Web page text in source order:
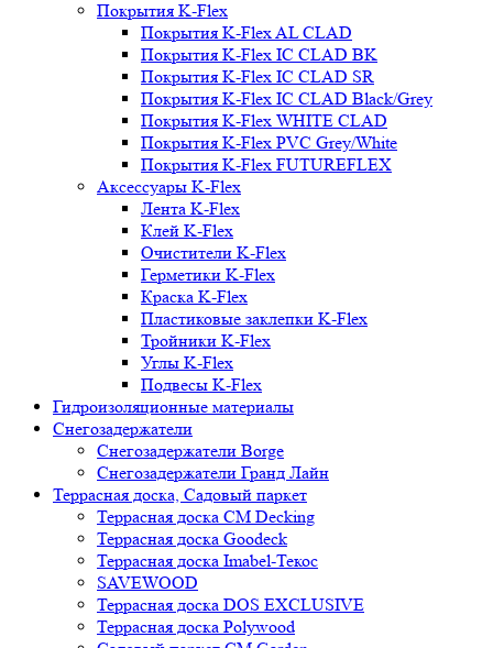
Покрытия K-Flex
Покрытия K-Flex AL CLAD
Покрытия K-Flex IC CLAD BK
Покрытия K-Flex IC CLAD SR
Покрытия K-Flex IC CLAD Black/Grey
Покрытия K-Flex WHITE CLAD
Покрытия K-Flex PVC Grey/White
Покрытия K-Flex FUTUREFLEX
Аксессуары K-Flex
Лента K-Flex
Клей K-Flex
Очистители K-Flex
Герметики K-Flex
Краска K-Flex
Пластиковые заклепки K-Flex
Тройники K-Flex
Углы K-Flex
Подвесы K-Flex
Гидроизоляционные материалы
Снегозадержатели
Снегозадержатели Borge
Снегозадержатели Гранд Лайн
Террасная доска, Садовый паркет
Террасная доска CM Decking
Террасная доска Goodeck
Террасная доска Imabel-Текос
SAVEWOOD
Террасная доска DOS EXCLUSIVE
Террасная доска Polywood